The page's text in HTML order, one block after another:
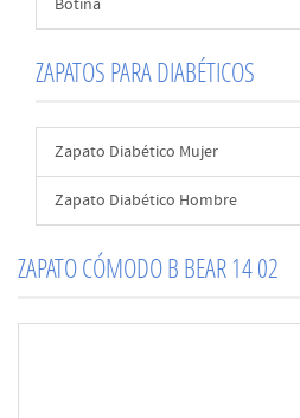
Botina
ZAPATOS PARA DIABÉTICOS
Zapato Diabético Mujer
Zapato Diabético Hombre
ZAPATO CÓMODO B BEAR 14 02